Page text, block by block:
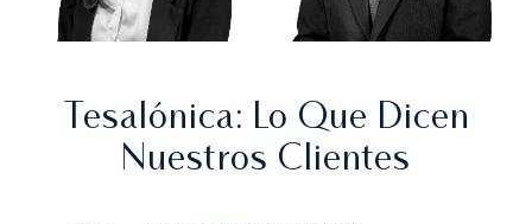
Tesalónica: Lo Que Dicen
Nuestros Clientes